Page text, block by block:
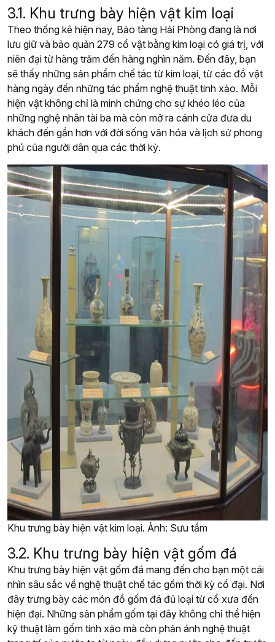
3.1. Khu trưng bày hiện vật kim loại
Theo thống kê hiện nay, Bảo tàng Hải Phòng đang là nơi
lưu giữ và bảo quản 279 cổ vật bằng kim loại có giá trị, với
niên đại từ hàng trăm đến hàng nghìn năm. Đến đây, bạn
sẽ thấy những sản phẩm chế tác từ kim loại, từ các đồ vật
hàng ngày đến những tác phẩm nghệ thuật tinh xảo. Mỗi
hiện vật không chỉ là minh chứng cho sự khéo léo của
những nghệ nhân tài ba mà còn mở ra cánh cửa đưa du
khách đến gần hơn với đời sống văn hóa và lịch sử phong
phú của người dân qua các thời kỳ.
Khu trưng bày hiện vật kim loại. Ảnh: Sưu tầm
3.2. Khu trưng bày hiện vật gốm đá
Khu trưng bày hiện vật gốm đá mang đến cho bạn một cái
nhìn sâu sắc về nghệ thuật chế tác gốm thời kỳ cổ đại. Nơi
đây trưng bày các món đồ gốm đá đủ loại từ cổ xưa đến
hiện đại. Những sản phẩm gốm tại đây không chỉ thể hiện
kỹ thuật làm gốm tinh xảo mà còn phản ánh nghệ thuật